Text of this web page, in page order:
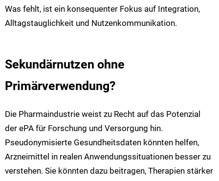
Was fehlt, ist ein konsequenter Fokus auf Integration,
Alltagstauglichkeit und Nutzenkommunikation.
Sekundärnutzen ohne
Primärverwendung?
Die Pharmaindustrie weist zu Recht auf das Potenzial
der ePA für Forschung und Versorgung hin.
Pseudonymisierte Gesundheitsdaten könnten helfen,
Arzneimittel in realen Anwendungssituationen besser zu
verstehen. Sie könnten dazu beitragen, Therapien stärker